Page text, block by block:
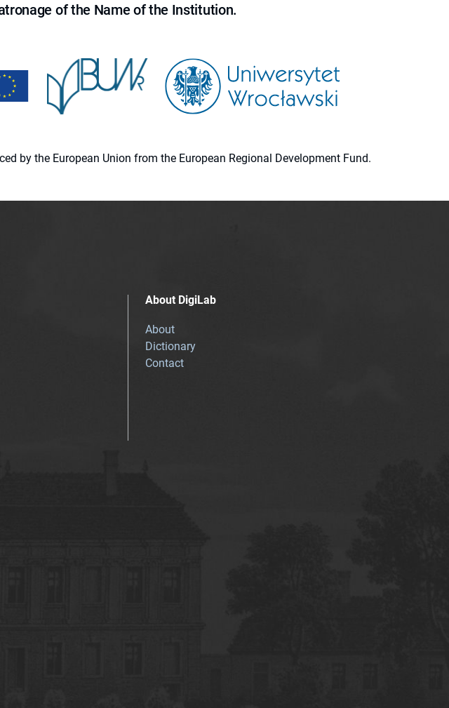
of the Name of the Institution.
by the European Union from the European Regional Development Fund.
About DigiLab
About
Dictionary
Contact